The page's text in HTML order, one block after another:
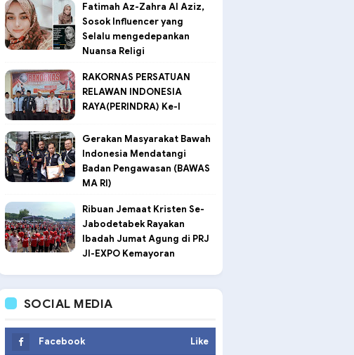
Fatimah Az-Zahra Al Aziz,
Sosok Influencer yang
Selalu mengedepankan
Nuansa Religi
RAKORNAS PERSATUAN
RELAWAN INDONESIA
RAYA(PERINDRA) Ke-I
Gerakan Masyarakat Bawah
Indonesia Mendatangi
Badan Pengawasan (BAWAS
MA RI)
Ribuan Jemaat Kristen Se-
Jabodetabek Rayakan
Ibadah Jumat Agung di PRJ
JI-EXPO Kemayoran
SOCIAL MEDIA
Facebook Like